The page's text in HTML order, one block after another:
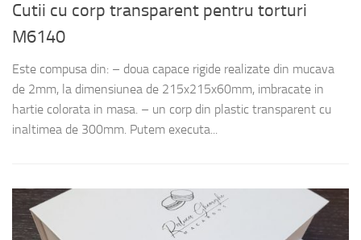
Cutii cu corp transparent pentru torturi
M6140
Este compusa din: – doua capace rigide realizate din mucava
de 2mm, la dimensiunea de 215x215x60mm, imbracate in
hartie colorata in masa. – un corp din plastic transparent cu
inaltimea de 300mm. Putem executa...